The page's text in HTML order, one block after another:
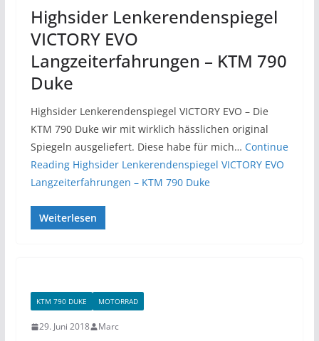
Highsider Lenkerendenspiegel
VICTORY EVO
Langzeiterfahrungen – KTM 790
Duke
Highsider Lenkerendenspiegel VICTORY EVO – Die
KTM 790 Duke wir mit wirklich hässlichen original
Spiegeln ausgeliefert. Diese habe für mich… Continue
ReadingHighsider Lenkerendenspiegel VICTORY EVO
Langzeiterfahrungen – KTM 790 Duke
Weiterlesen
KTM 790 DUKE MOTORRAD
29. Juni 2018 Marc